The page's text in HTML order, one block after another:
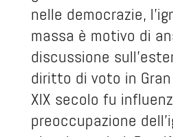
nelle democrazie,
massa è motivo di
discussione
diritto di voto in
XIX secolo fu
preoccupazione